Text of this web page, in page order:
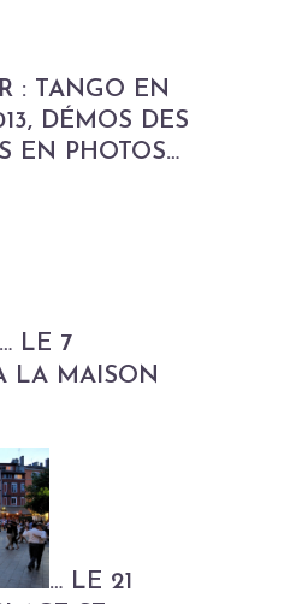
: TANGO EN
DÉMOS DES
EN PHOTOS…
LE 7
LA MAISON
… LE 21